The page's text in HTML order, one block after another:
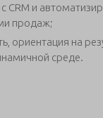
CRM и
продаж;
ориентация на
среде.